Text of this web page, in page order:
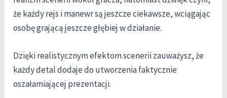
że każdy rejs i manewr są jeszcze ciekawsze, wciągając
osobę grającą jeszcze głębiej w działanie.
Dzięki realistycznym efektom scenerii zauważysz, że
każdy detal dodaje do utworzenia faktycznie
oszałamiającej prezentacji.